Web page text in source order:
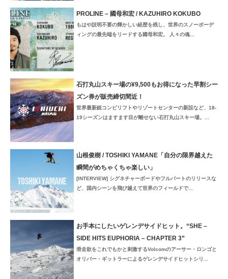
PROLINE – 國母和宏 / KAZUHIRO KOKUBO
もはや説明不要の輝かしい経歴を残し、世界のスノーボーデ
ィングの最先端をリードする國母和宏。 人々の魂...
石打丸山スキー場の¥9,500もお得になった早割シー
ズン券が販売締切間近！
世界最新鋭コンビリフトやリゾートセンターの新設など、18-
19シーズンはますます目が離せない石打丸山スキー場。...
山根俊樹 / TOSHIKI YAMANE「自分の限界越えた
瞬間がめちゃくちゃ楽しい」
[INTERVIEW] シグネチャーボードやフルパートのリリースな
ど、国内シーンを飛び越えて世界のフィールドで...
お手本にしたいゲレンデサイドヒット。“SHE –
SIDE HITS EUPHORIA – CHAPTER 3”
滑走欲をこれでもかと刺激するVolcomのアーサー・ロンゴと
オリバー・ギットラーによるゲレンデサイドヒットシリ...